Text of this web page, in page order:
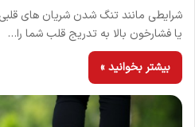
شرایطی مانند تنگ شدن شریان های
یا فشارخون بالا به تدریج قلب شما را…
بیشتر بخوانید »